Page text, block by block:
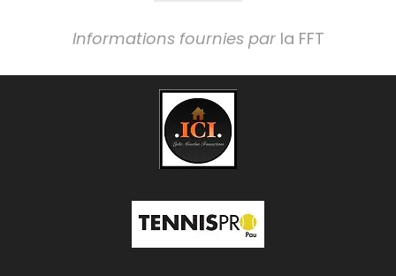
Informations fournies parla FFT